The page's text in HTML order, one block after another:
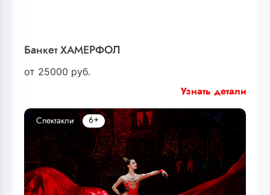
Банкет ХАМЕРФОЛ
от 25000 руб.
Узнать детали
Спектакли 6+